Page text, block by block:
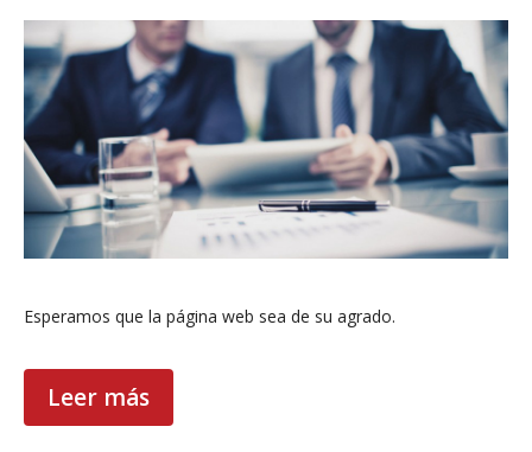
Esperamos que la página web sea de su agrado.
Leer más